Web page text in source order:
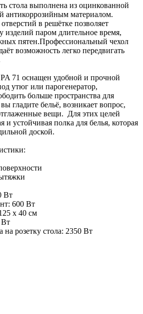
стола выполнена из оцинкованной
антикоррозийным материалом.
в решётке позволяет
изделий паром длительное время,
пятен.Профессиональный чехол
возможность легко передвигать
71 оснащен удобной и прочной
утюг или парогенератор,
больше пространства для
гладите бельё, возникает вопрос,
вещи. Для этих целей
и устойчивая полка для белья, которая
доской.
Вт
600 Вт
x 40 см
Вт
на розетку стола: 2350 Вт